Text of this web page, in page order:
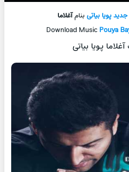
جدیدپویا بیاتیبنامآغلاما
Download Music Pouya
پویا بیاتی